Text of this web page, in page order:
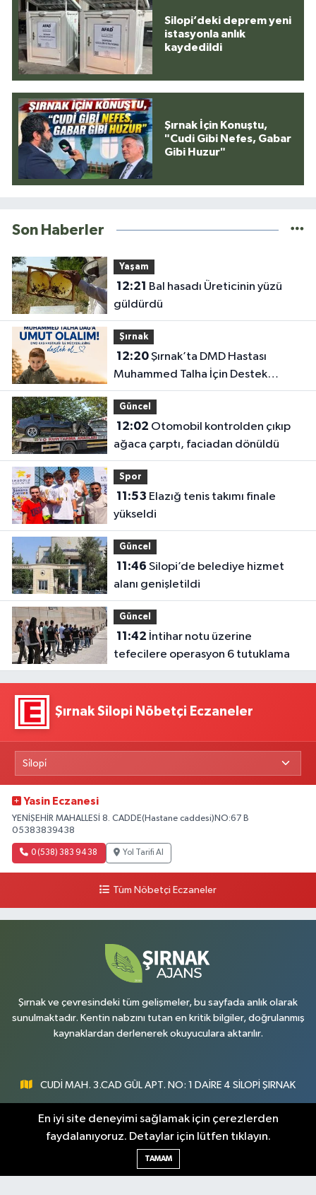
Silopi’deki deprem yeni
istasyonla anlık
kaydedildi
Şırnak İçin Konuştu,
"Cudi Gibi Nefes, Gabar
Gibi Huzur"
Son Haberler
Yaşam
12:21
güldürdü
Şırnak
12:20Şırnak’ta DMD Hastası
Muhammed Talha İçin Destek
Çağrısı
Güncel
12:02
ağaca çarptı, faciadan dönüldü
Spor
11:53
yükseldi
Güncel
11:46
alanı genişletildi
Güncel
11:42
tefecilere operasyon 6 tutuklama
Şırnak Silopi Nöbetçi Eczaneler
Yasin Eczanesi
YENİŞEHİR MAHALLESİ 8. CADDE(Hastane caddesi)NO:67 B
05383839438
0 (538) 383 94 38 Yol Tarifi Al
Tüm Nöbetçi Eczaneler
Şırnak ve çevresindeki tüm gelişmeler, bu sayfada anlık olarak
sunulmaktadır. Kentin nabzını tutan en kritik bilgiler, doğrulanmış
kaynaklardan derlenerek okuyuculara aktarılır.
CUDİ MAH. 3.CAD GÜL APT. NO: 1 DAİRE 4 SİLOPİ ŞIRNAK
0547 300 73 73
[email protected]
En iyi site deneyimi sağlamak için çerezlerden
faydalanıyoruz. Detaylar için lütfen tıklayın.
TAMAM